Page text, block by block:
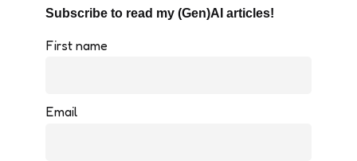
Subscribe to read my (Gen)AI articles!
First name
Email